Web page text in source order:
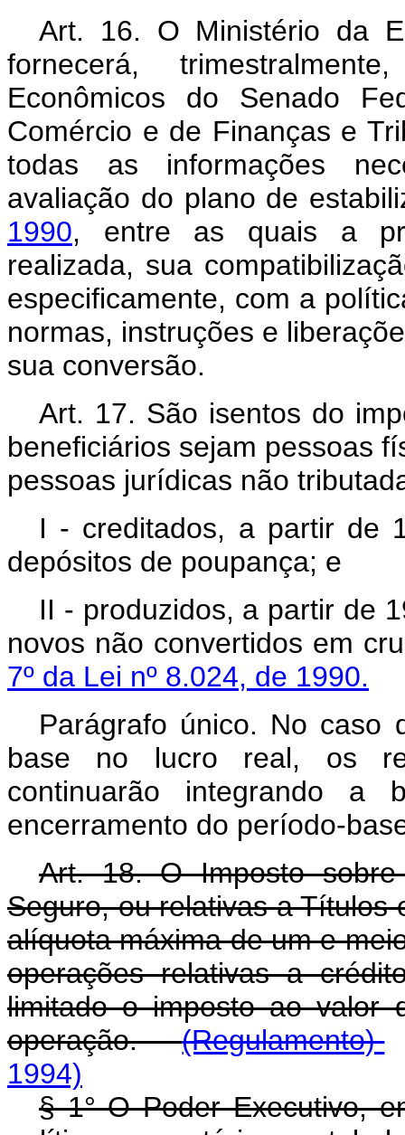
Art. 16. O Ministério da
fornecerá,
Econômicos do Senado
Comércio e de Finanças e
todas as informações
avaliação do plano de
1990, entre as quais a
realizada, sua
especificamente, com a
normas, instruções e
sua conversão.
Art. 17. São isentos do
beneficiários sejam pessoas
pessoas jurídicas não
I - creditados, a partir de
depósitos de poupança; e
II - produzidos, a partir de
novos não convertidos em
7º da Lei nº 8.024, de 1990.
Parágrafo único. No caso
base no lucro real, os
continuarão integrando
encerramento do período-
Art. 18. O Imposto
Seguro, ou relativas a Títulos
alíquota máxima de um e
operações relativas a
limitado o imposto ao valor
operação.(Regulamento)
1994)
§ 1° O Poder Executivo,